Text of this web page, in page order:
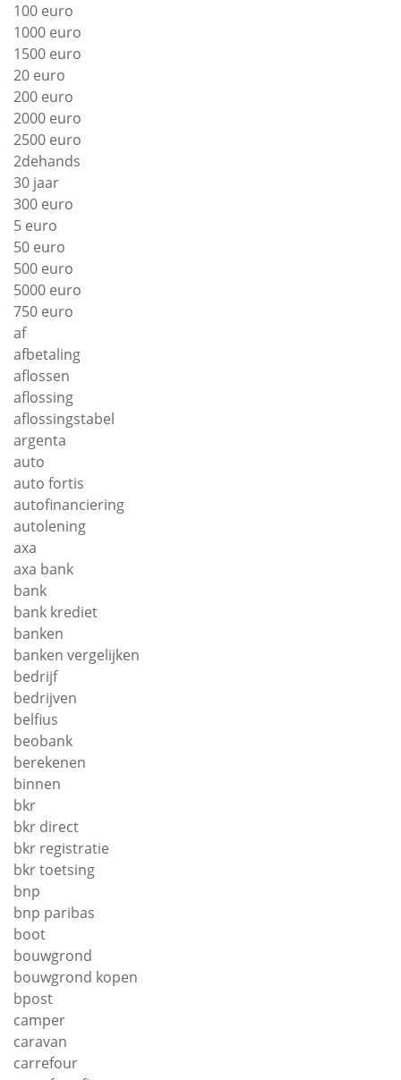
100 euro
1000 euro
1500 euro
20 euro
200 euro
2000 euro
2500 euro
2dehands
30 jaar
300 euro
5 euro
50 euro
500 euro
5000 euro
750 euro
af
afbetaling
aflossen
aflossing
aflossingstabel
argenta
auto
auto fortis
autofinanciering
autolening
axa
axa bank
bank
bank krediet
banken
banken vergelijken
bedrijf
bedrijven
belfius
beobank
berekenen
binnen
bkr
bkr direct
bkr registratie
bkr toetsing
bnp
bnp paribas
boot
bouwgrond
bouwgrond kopen
bpost
camper
caravan
carrefour